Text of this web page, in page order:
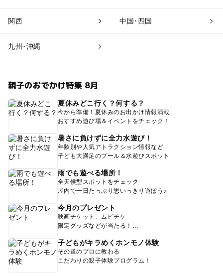
関西 中国･四国
九州･沖縄
親子のおでかけ特集 8月
夏休みどこ行く？何する？
今から準備！夏休みのお出かけ情報満載
おすすめ遊び場＆イベントをチェック！
暑さに負けずに全力水遊び！
年齢別や人気アトラクション情報など
子ども大満足のプール＆水遊びスポット
雨でも遊べる場所！
全天候型スポットをチェック
屋内で一日たっぷり思いっきり遊ぼう♪
今月のプレゼント
映画チケット、ムビチケ
限定グッズなどが当たる！
子どもがキラめくホンモノ体験
その道のプロに教わる
こだわりの親子体験プログラム！